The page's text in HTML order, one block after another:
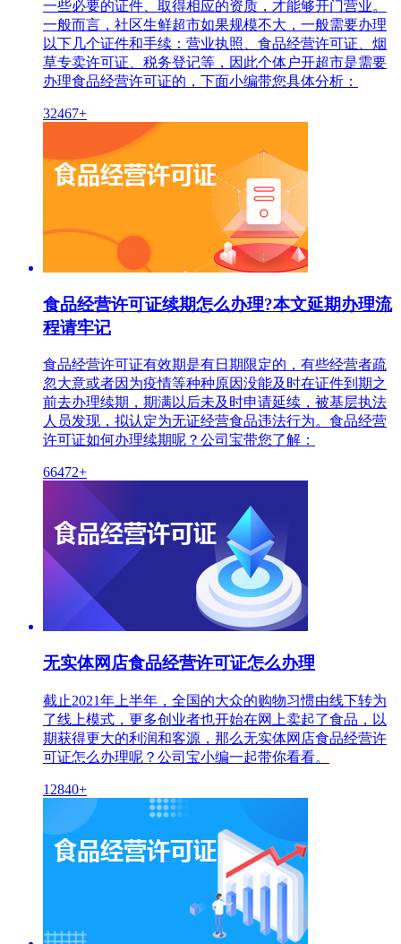
一些必要的证件、取得相应的资质，才能够开门营业。
一般而言，社区生鲜超市如果规模不大，一般需要办理
以下几个证件和手续：营业执照、食品经营许可证、烟
草专卖许可证、税务登记等，因此个体户开超市是需要
办理食品经营许可证的，下面小编带您具体分析：
32467+
食品经营许可证续期怎么办理?本文延期办理流
程请牢记
食品经营许可证有效期是有日期限定的，有些经营者疏
忽大意或者因为疫情等种种原因没能及时在证件到期之
前去办理续期，期满以后未及时申请延续，被基层执法
人员发现，拟认定为无证经营食品违法行为。食品经营
许可证如何办理续期呢？公司宝带您了解：
66472+
无实体网店食品经营许可证怎么办理
截止2021年上半年，全国的大众的购物习惯由线下转为
了线上模式，更多创业者也开始在网上卖起了食品，以
期获得更大的利润和客源，那么无实体网店食品经营许
可证怎么办理呢？公司宝小编一起带你看看。
12840+